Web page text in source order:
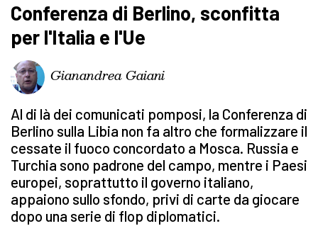
Conferenza di Berlino, sconfitta
per l'Italia e l'Ue
Gianandrea Gaiani
Al di là dei comunicati pomposi, la Conferenza di
Berlino sulla Libia non fa altro che formalizzare il
cessate il fuoco concordato a Mosca. Russia e
Turchia sono padrone del campo, mentre i Paesi
europei, soprattutto il governo italiano,
appaiono sullo sfondo, privi di carte da giocare
dopo una serie di flop diplomatici.